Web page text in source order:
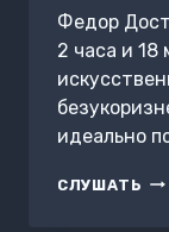
Федор
2 часа и 18
идеально
СЛУШАТЬ